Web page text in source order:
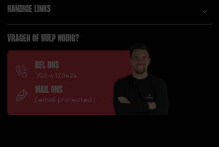
HANDIGE LINKS
VRAGEN OF HULP NODIG?
BEL ONS
053-4328424
MAIL ONS
[email protected]